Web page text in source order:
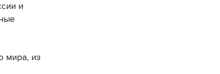
и
мира, из